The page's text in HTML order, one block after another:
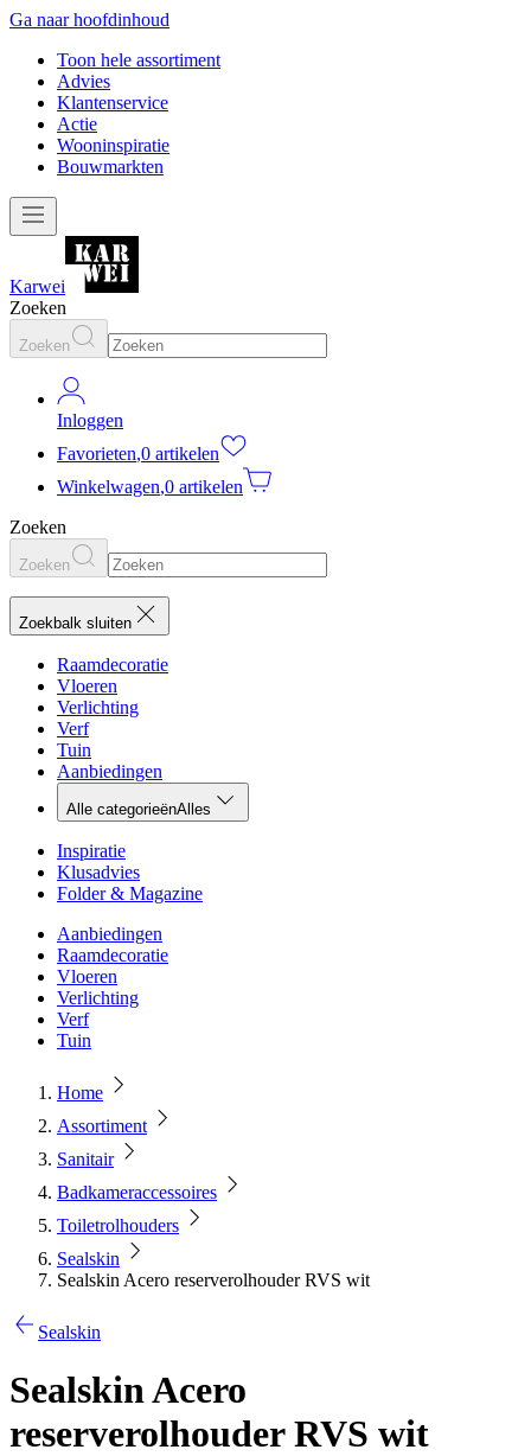
Ga naar hoofdinhoud
Toon hele assortiment
Advies
Klantenservice
Actie
Wooninspiratie
Bouwmarkten
Karwei
Zoeken
Zoeken
Inloggen
Favorieten,0 artikelen
Winkelwagen,0 artikelen
Zoeken
Zoeken
Zoekbalk sluiten
Raamdecoratie
Vloeren
Verlichting
Verf
Tuin
Aanbiedingen
Alle categorieënAlles
Inspiratie
Klusadvies
Folder & Magazine
Aanbiedingen
Raamdecoratie
Vloeren
Verlichting
Verf
Tuin
Home
Assortiment
Sanitair
Badkameraccessoires
Toiletrolhouders
Sealskin
Sealskin Acero reserverolhouder RVS wit
Sealskin
Sealskin Acero
reserverolhouder RVS wit